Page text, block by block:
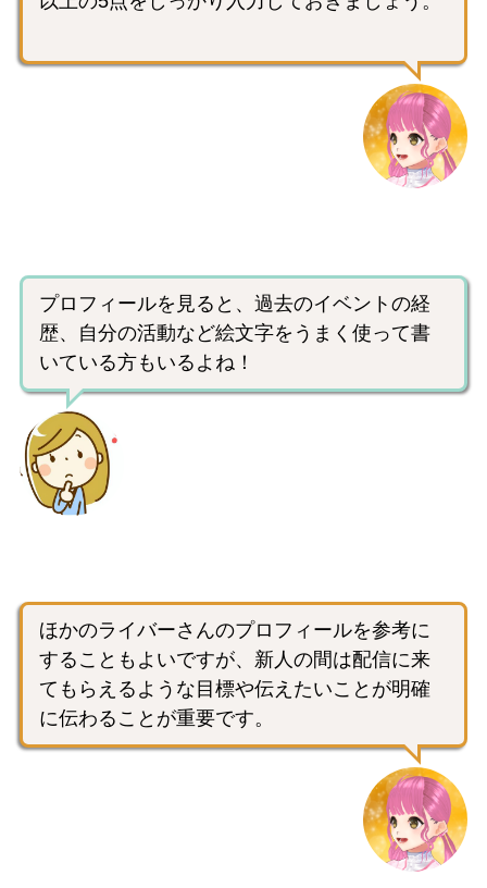
プロフィールを見ると、過去のイベントの経
歴、自分の活動など絵文字をうまく使って書
いている方もいるよね！
ほかのライバーさんのプロフィールを参考に
することもよいですが、新人の間は配信に来
てもらえるような目標や伝えたいことが明確
に伝わることが重要です。